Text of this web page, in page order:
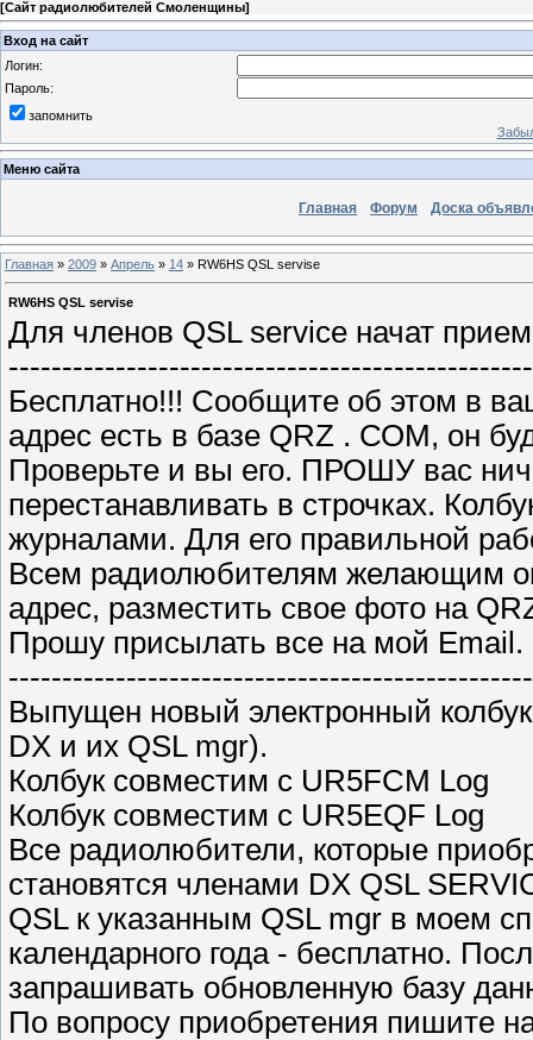
[Сайт радиолюбителей Смоленщины]
Вход на сайт
Логин:
Пароль:
запомнить
Меню сайта
Главная Форум Доска
Главная » 2009 » Апрель » 14 » RW6HS QSL servise
RW6HS QSL servise
Для членов QSL service начат
Бесплатно!!! Cообщите об этом в
адрес есть в базе QRZ . СОM, он
Проверьте и вы его. ПРОШУ вас
перестанавливать в строчках.
журналами. Для его правильной
Всем радиолюбителям желающим
адрес, разместить свое фото на
Прошу присылать все на мой Email.
-------------------------------------------------
Выпущен новый электронный
DX и их QSL mgr).
Колбук совместим с UR5FCM Log
Колбук совместим с UR5EQF Log
Все радиолюбители, которые
становятся членами DX QSL
QSL к указанным QSL mgr в моем
календарного года - бесплатно.
запрашивать обновленную базу
По вопросу приобретения пишите